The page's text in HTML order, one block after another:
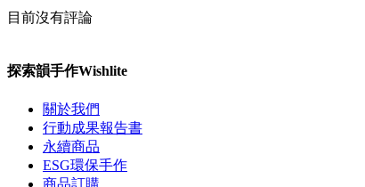
目前沒有評論
探索韻手作Wishlite
關於我們
行動成果報告書
永續商品
ESG環保手作
商品訂購